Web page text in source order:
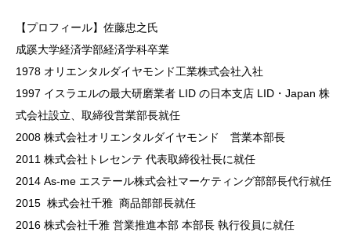
【プロフィール】佐藤忠之氏
成蹊大学経済学部経済学科卒業
1978 オリエンタルダイヤモンド工業株式会社入社
1997 イスラエルの最大研磨業者 LID の日本支店 LID・Japan 株
式会社設立、取締役営業部長就任
2008 株式会社オリエンタルダイヤモンド 営業本部長
2011 株式会社トレセンテ 代表取締役社長に就任
2014 As-me エステール株式会社マーケティング部部長代行就任
2015 株式会社千雅 商品部部長就任
2016 株式会社千雅 営業推進本部 本部長 執行役員に就任